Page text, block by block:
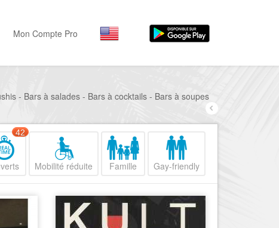
Hôtels, ...
Musées, ...
Commerces
Nice Promenade des
Nice Promenade du
Nice le Port
Nice le Vieux Nice
Nice les Collines Niçoises
Mon Compte Pro
- Bars à salades - Bars à cocktails - Bars à soupes
42
Mobilité réduite Famille Gay-friendly